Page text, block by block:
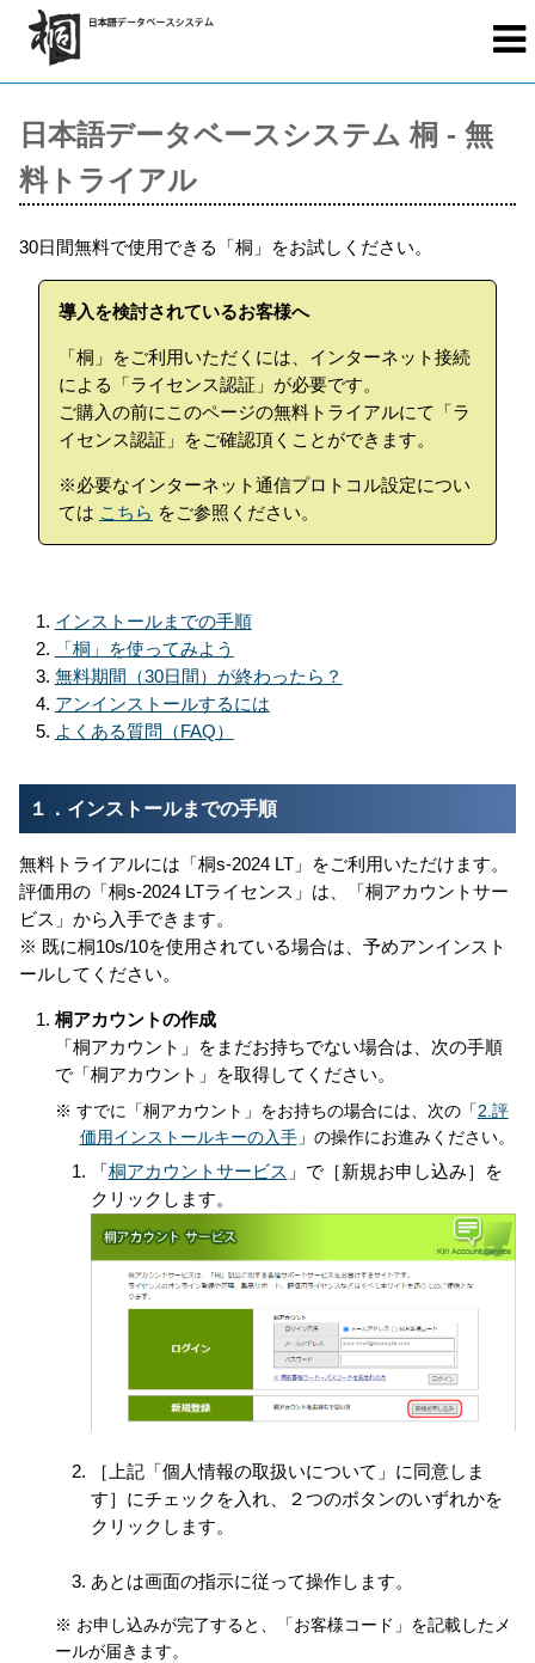
日本語データベースシステム 桐 - 無
料トライアル
30日間無料で使用できる「桐」をお試しください。
導入を検討されているお客様へ
「桐」をご利用いただくには、インターネット接続
による「ライセンス認証」が必要です。
ご購入の前にこのページの無料トライアルにて「ラ
イセンス認証」をご確認頂くことができます。
※必要なインターネット通信プロトコル設定につい
ては こちら をご参照ください。
インストールまでの手順
「桐」を使ってみよう
無料期間（30日間）が終わったら？
アンインストールするには
よくある質問（FAQ）
１．インストールまでの手順
無料トライアルには「桐s-2024 LT」をご利用いただけます。
評価用の「桐s-2024 LTライセンス」は、「桐アカウントサー
ビス」から入手できます。
※ 既に桐10s/10を使用されている場合は、予めアンインスト
ールしてください。
桐アカウントの作成
「桐アカウント」をまだお持ちでない場合は、次の手順
で「桐アカウント」を取得してください。
すでに「桐アカウント」をお持ちの場合には、次の「2.評
価用インストールキーの入手」の操作にお進みください。
「 桐アカウントサービス 」で［新規お申し込み］を
クリックします。
［上記「個人情報の取扱いについて」に同意しま
す］にチェックを入れ、２つのボタンのいずれかを
クリックします。
あとは画面の指示に従って操作します。
※ お申し込みが完了すると、「お客様コード」を記載したメ
ールが届きます。